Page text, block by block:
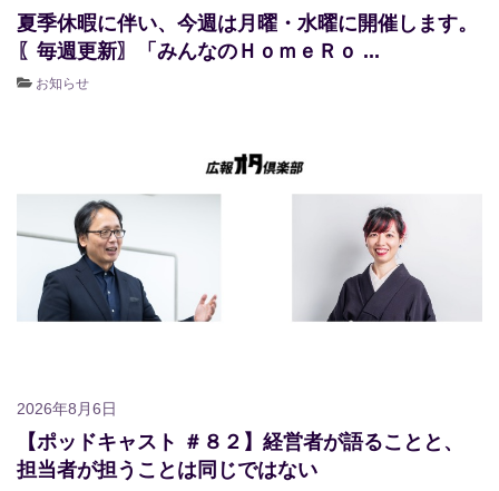
夏季休暇に伴い、今週は月曜・水曜に開催します。
〖毎週更新〗「みんなのＨｏｍｅＲｏ ...
お知らせ
2026年8月6日
【ポッドキャスト ＃８２】経営者が語ることと、
担当者が担うことは同じではない